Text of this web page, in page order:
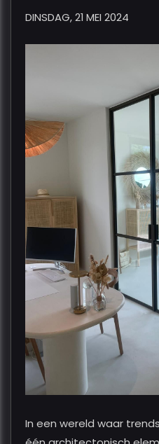
DINSDAG, 21 MEI 2024
In een wereld waar